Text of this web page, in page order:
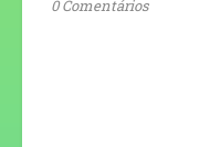
0 Comentários